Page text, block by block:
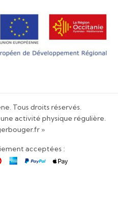
. Tous droits réservés.
activité physique régulière.
»
acceptées :